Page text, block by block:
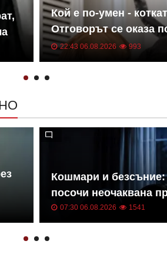
Кой е по-умен -
Отговорът се оказа
отколкото изглежда
22:43 06.08.2026 993
Кошмари и безсъние:
посочи неочаквана
07:30 06.08.2026 1541